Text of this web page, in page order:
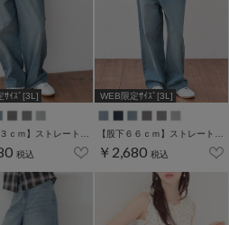
ｻｲｽﾞ[3L]
税込
WEB限定ｻｲｽﾞ[3L]
￥2,680 税込